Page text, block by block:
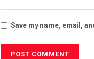
Save my name, email,